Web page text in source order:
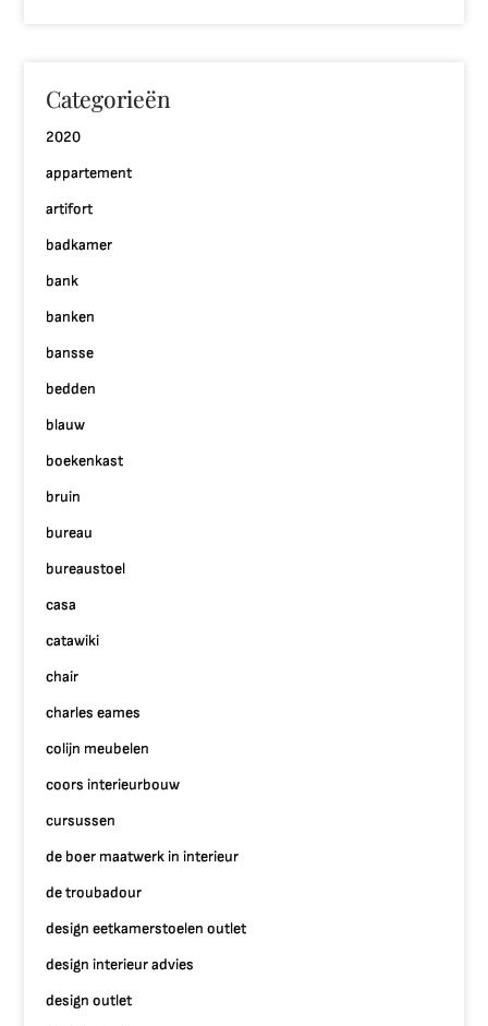
Categorieën
2020
appartement
artifort
badkamer
bank
banken
bansse
bedden
blauw
boekenkast
bruin
bureau
bureaustoel
casa
catawiki
chair
charles eames
colijn meubelen
coors interieurbouw
cursussen
de boer maatwerk in interieur
de troubadour
design eetkamerstoelen outlet
design interieur advies
design outlet